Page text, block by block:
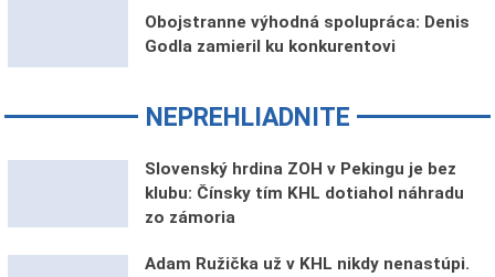
Obojstranne výhodná spolupráca: Denis
Godla zamieril ku konkurentovi
NEPREHLIADNITE
Slovenský hrdina ZOH v Pekingu je bez
klubu: Čínsky tím KHL dotiahol náhradu
zo zámoria
Adam Ružička už v KHL nikdy nenastúpi.